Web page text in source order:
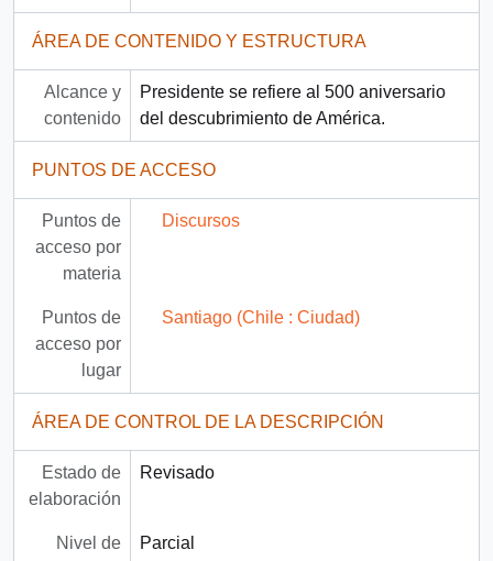
ÁREA DE CONTENIDO Y ESTRUCTURA
Alcance y
contenido
Presidente se refiere al 500 aniversario
del descubrimiento de América.
PUNTOS DE ACCESO
Puntos de
acceso por
materia
Discursos
Puntos de
acceso por
lugar
Santiago (Chile : Ciudad)
ÁREA DE CONTROL DE LA DESCRIPCIÓN
Estado de
elaboración
Revisado
Nivel de
Parcial